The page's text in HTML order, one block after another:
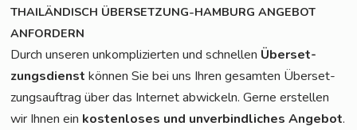
THAILÄNDISCH ÜBERSETZUNG-HAMBURG ANGEBOT
ANFORDERN
Durch unse­ren unkom­pli­zier­ten und schnel­len Über­set­
zungs­dienst kön­nen Sie bei uns Ihren gesam­ten Über­set­
zungs­auf­trag über das Inter­net abwi­ckeln. Ger­ne erstel­len
wir Ihnen ein kos­ten­lo­ses und unver­bind­li­ches Ange­bot.